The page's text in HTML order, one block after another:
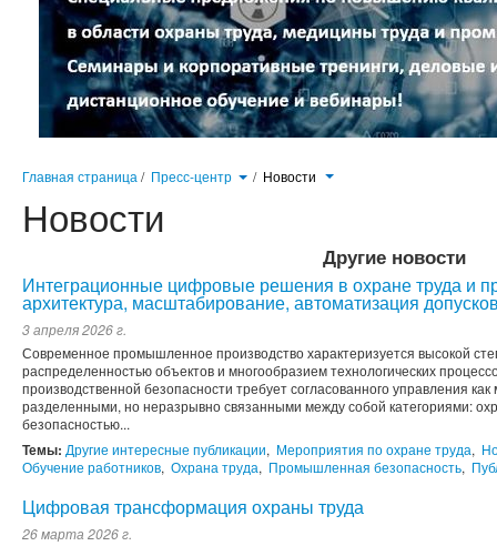
Главная страница / Пресс-центр / Новости
Новости
Другие новости
Интеграционные цифровые решения в охране труда и
архитектура, масштабирование, автоматизация
3 апреля 2026 г.
Современное промышленное производство характеризуется высокой
распределенностью объектов и многообразием технологических
производственной безопасности требует согласованного управления
разделенными, но неразрывно связанными между собой категориями:
безопасностью...
Темы: Другие интересные публикации, Мероприятия по охране труда,
Обучение работников, Охрана труда, Промышленная безопасность,
Цифровая трансформация охраны труда
26 марта 2026 г.